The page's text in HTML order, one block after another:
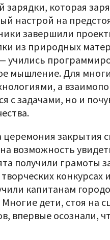
зарядки, которая
настрой на
завершили
из природных
учились
мышление. Для
а
с задачами, но и
церемония закрытия
возможность
получили грамоты
конкурсах
капитанам
Многие дети, стоя на
впервые осознали,